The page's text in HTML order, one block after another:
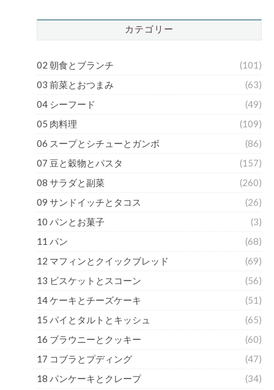
カテゴリー
02 朝食とブランチ
(101)
03 前菜とおつまみ
(63)
04 シーフード
(49)
05 肉料理
(109)
06 スープとシチューとガンボ
(86)
07 豆と穀物とパスタ
(157)
08 サラダと副菜
(260)
09 サンドイッチとタコス
(26)
10 パンとお菓子
(3)
11 パン
(68)
12 マフィンとクイックブレッド
(69)
13 ビスケットとスコーン
(56)
14 ケーキとチーズケーキ
(51)
15 パイとタルトとキッシュ
(65)
16 ブラウニーとクッキー
(60)
17 コブラとプディング
(47)
18 パンケーキとクレープ
(34)